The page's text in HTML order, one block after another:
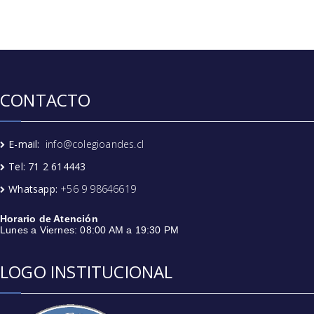
CONTACTO
E-mail: info@colegioandes.cl
Tel: 71 2 614443
Whatsapp: +56 9 98646619
Horario de Atención
Lunes a Viernes: 08:00 AM a 19:30 PM
LOGO INSTITUCIONAL